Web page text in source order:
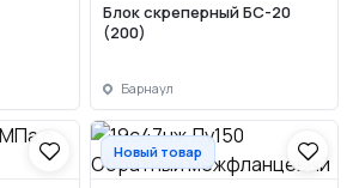
Блок скреперный БС-20
(200)
Барнаул
Новый товар